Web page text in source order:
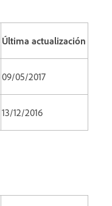
Última actualización
09/05/2017
13/12/2016